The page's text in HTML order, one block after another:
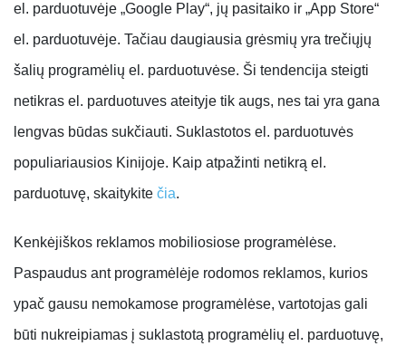
el. parduotuvėje „Google Play“, jų pasitaiko ir „App Store“
el. parduotuvėje. Tačiau daugiausia grėsmių yra trečiųjų
šalių programėlių el. parduotuvėse. Ši tendencija steigti
netikras el. parduotuves ateityje tik augs, nes tai yra gana
lengvas būdas sukčiauti. Suklastotos el. parduotuvės
populiariausios Kinijoje. Kaip atpažinti netikrą el.
parduotuvę, skaitykite čia.
Kenkėjiškos reklamos mobiliosiose programėlėse.
Paspaudus ant programėlėje rodomos reklamos, kurios
ypač gausu nemokamose programėlėse, vartotojas gali
būti nukreipiamas į suklastotą programėlių el. parduotuvę,